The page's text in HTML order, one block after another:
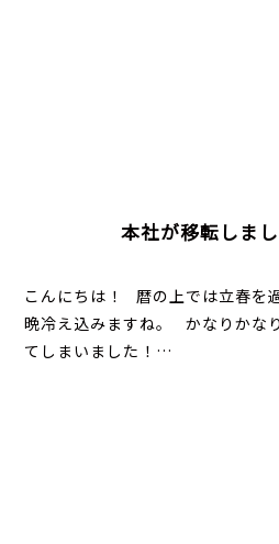
本社が移転しまし
こんにちは！ 暦の上では立春を
晩冷え込みますね。 かなりかな
てしまいました！…